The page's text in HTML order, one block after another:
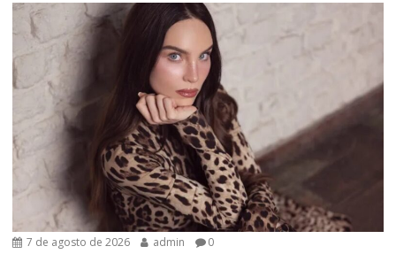
7 de agosto de 2026 admin 0